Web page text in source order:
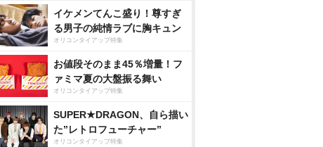
イケメンてんこ盛り！尊すぎ
る男子の純情ラブに胸キュン
オリコンタイアップ特集
お値段そのまま45％増量！フ
ァミマ夏の大盤振る舞い
オリコンタイアップ特集
SUPER★DRAGON、自ら描い
た”レトロフューチャー”
オリコンタイアップ特集